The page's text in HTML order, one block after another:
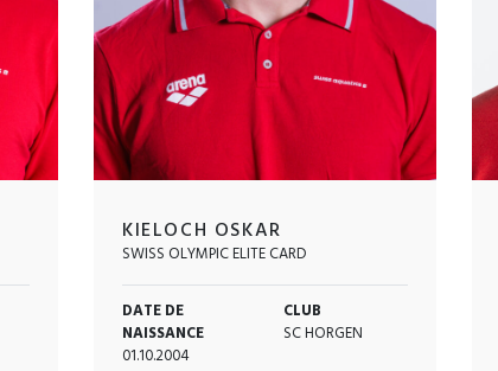
KIELOCH OSKAR
SWISS OLYMPIC ELITE CARD
DATE DE
NAISSANCE
01.10.2004
CLUB
SC HORGEN